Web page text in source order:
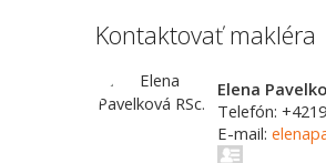
Kontaktovať makléra
Elena
Telefón:
E-mail: